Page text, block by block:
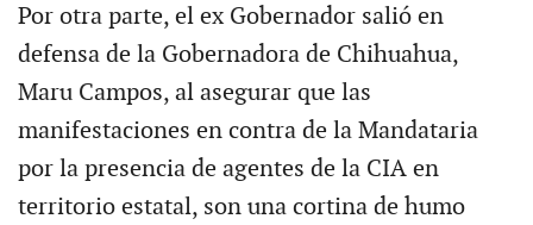
Por otra parte, el ex Gobernador salió en
defensa de la Gobernadora de Chihuahua,
Maru Campos, al asegurar que las
manifestaciones en contra de la Mandataria
por la presencia de agentes de la CIA en
territorio estatal, son una cortina de humo